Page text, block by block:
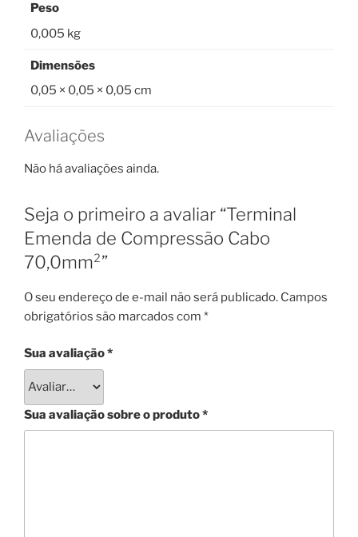
Peso
0,005 kg
Dimensões
0,05 × 0,05 × 0,05 cm
Avaliações
Não há avaliações ainda.
Seja o primeiro a avaliar “Terminal
Emenda de Compressão Cabo
70,0mm²”
O seu endereço de e-mail não será publicado. Campos
obrigatórios são marcados com *
Sua avaliação*
Sua avaliação sobre o produto*